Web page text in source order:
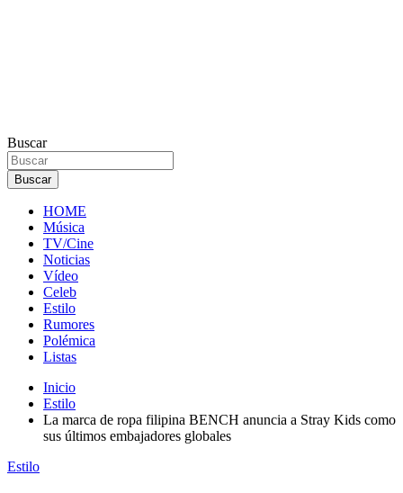
Buscar
Buscar
HOME
Música
TV/Cine
Noticias
Vídeo
Celeb
Estilo
Rumores
Polémica
Listas
Inicio
Estilo
La marca de ropa filipina BENCH anuncia a Stray Kids como
sus últimos embajadores globales
Estilo